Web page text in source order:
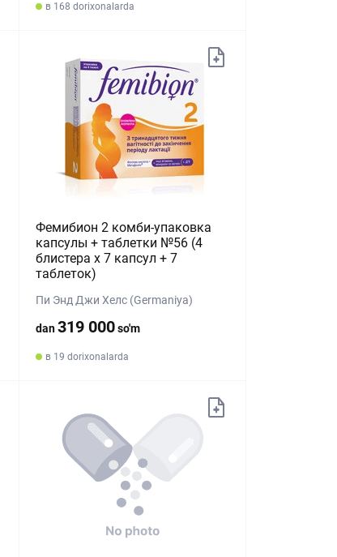
в 168 dorixonalarda
Фемибион 2 комби-упаковка
капсулы + таблетки №56 (4
блистера х 7 капсул + 7
таблеток)
Пи Энд Джи Хелс (Germaniya)
dan319 000so'm
в 19 dorixonalarda